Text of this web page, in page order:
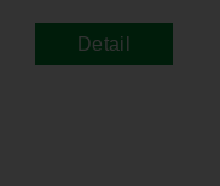
Detail